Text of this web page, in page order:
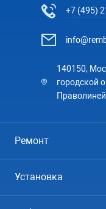
+7 (495)
140150,
городской
Ремонт
Установка